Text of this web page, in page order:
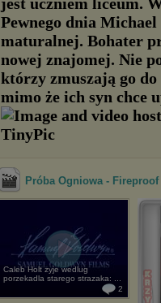
Pewnego dnia
maturalnej. Bohater
nowej znajomej. Nie
którzy zmuszają go do
mimo że ich syn chce
Próba Ogniowa -
Caleb Holt zyje wedlug
porzekadla starego strazaka: ...
2